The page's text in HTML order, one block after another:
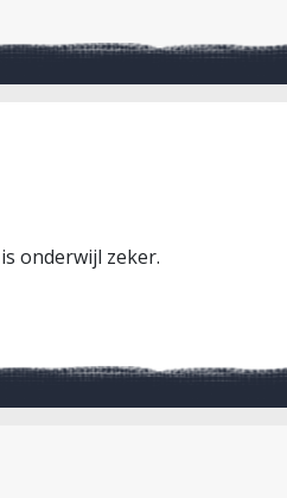
onderwijl zeker.